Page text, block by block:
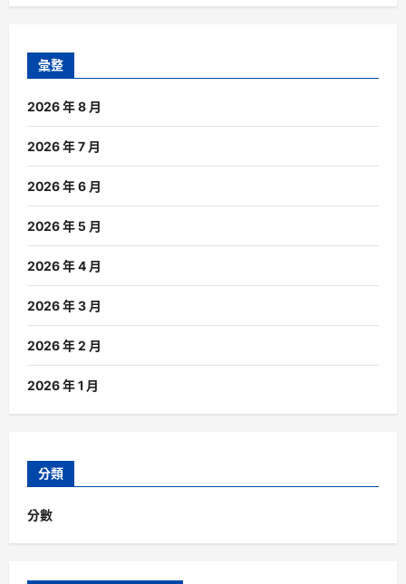
彙整
2026 年 8 月
2026 年 7 月
2026 年 6 月
2026 年 5 月
2026 年 4 月
2026 年 3 月
2026 年 2 月
2026 年 1 月
分類
分數